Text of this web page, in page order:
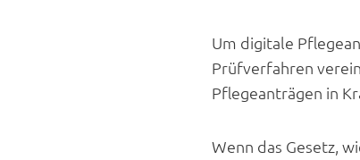
Um digitale
Prüfverfahren
Pflegeanträgen in
Wenn das Gesetz,